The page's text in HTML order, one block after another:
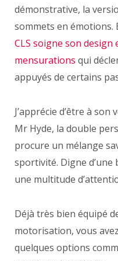
démonstrative, la
sommets en émotions.
CLS soigne son
mensurations qui
appuyés de certains
J’apprécie d’être à son
Mr Hyde, la double
procure un mélange
sportivité. Digne
une multitude
Déjà très bien équipé
motorisation, vous
quelques options